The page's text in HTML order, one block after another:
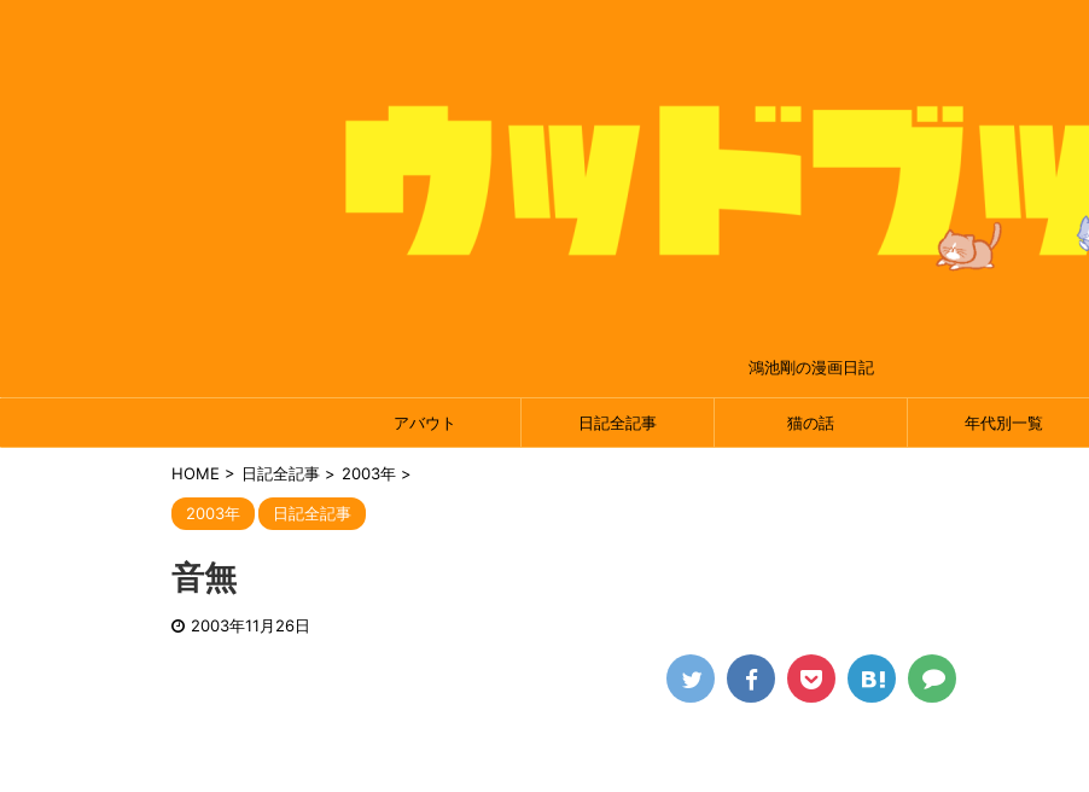
鴻池剛の漫画日記
アバウト 日記全記事 猫の話 年代別一覧
HOME > 日記全記事 > 2003年 >
2003年 日記全記事
音無
2003年11月26日